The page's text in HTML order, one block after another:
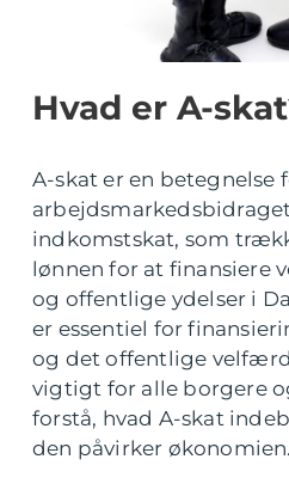
Hvad er A-
A-skat er en betegnelse
indkomstskat, som
lønnen for at finansiere
og offentlige ydelser i
er essentiel for
og det offentlige
vigtigt for alle borgere
forstå, hvad A-skat
den påvirker økonomien.